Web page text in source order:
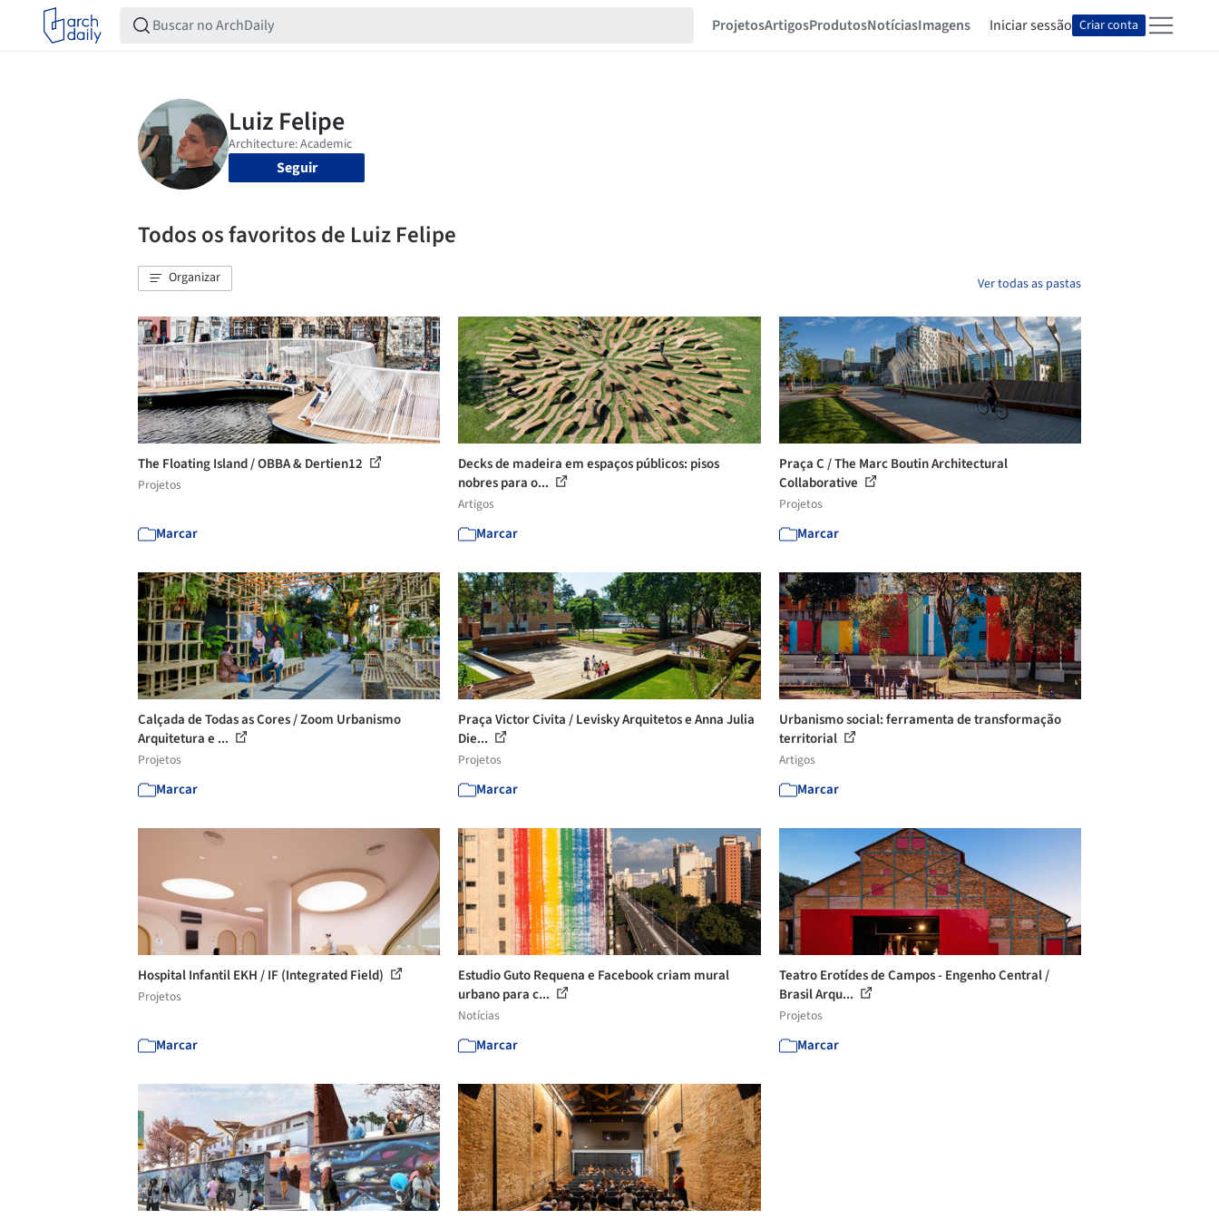
ProjetosArtigosProdutosNotíciasImagens Iniciar sessão Criar conta
Seguir
Todos os favoritos de Luiz Felipe
Organizar Ver todas as pastas
The Floating Island / OBBA & Dertien12
Projetos
Marcar
Decks de madeira em espaços públicos: pisos
nobres para o...
Artigos
Marcar
Praça C / The Marc Boutin Architectural
Collaborative
Projetos
Marcar
Calçada de Todas as Cores / Zoom Urbanismo
Arquitetura e ...
Projetos
Marcar
Praça Victor Civita / Levisky Arquitetos e Anna Julia
Die...
Projetos
Marcar
Urbanismo social: ferramenta de transformação
territorial
Artigos
Marcar
Hospital Infantil EKH / IF (Integrated Field)
Projetos
Marcar
Estudio Guto Requena e Facebook criam mural
urbano para c...
Notícias
Marcar
Teatro Erotídes de Campos - Engenho Central /
Brasil Arqu...
Projetos
Marcar